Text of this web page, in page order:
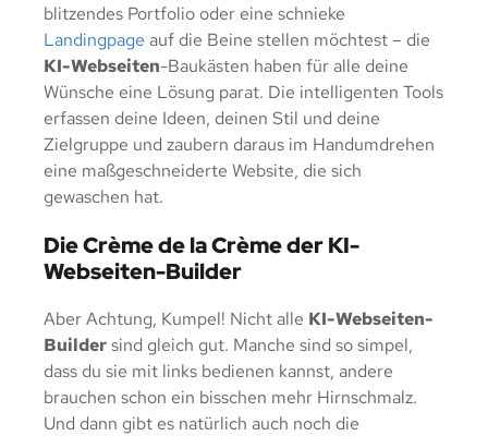
blitzendes Portfolio oder eine schnieke
Landingpage auf die Beine stellen möchtest – die
KI-Webseiten-Baukästen haben für alle deine
Wünsche eine Lösung parat. Die intelligenten Tools
erfassen deine Ideen, deinen Stil und deine
Zielgruppe und zaubern daraus im Handumdrehen
eine maßgeschneiderte Website, die sich
gewaschen hat.
Die Crème de la Crème der KI-
Webseiten-Builder
Aber Achtung, Kumpel! Nicht alle KI-Webseiten-
Buildersind gleich gut. Manche sind so simpel,
dass du sie mit links bedienen kannst, andere
brauchen schon ein bisschen mehr Hirnschmalz.
Und dann gibt es natürlich auch noch die